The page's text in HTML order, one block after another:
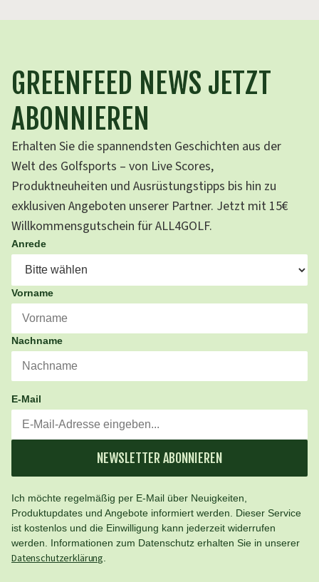
GREENFEED NEWS JETZT
ABONNIEREN
Erhalten Sie die spannendsten Geschichten aus der
Welt des Golfsports – von Live Scores,
Produktneuheiten und Ausrüstungstipps bis hin zu
exklusiven Angeboten unserer Partner. Jetzt mit 15€
Willkommensgutschein für ALL4GOLF.
Anrede
Vorname
Nachname
E-Mail
NEWSLETTER ABONNIEREN
Ich möchte regelmäßig per E-Mail über Neuigkeiten,
Produktupdates und Angebote informiert werden. Dieser Service
ist kostenlos und die Einwilligung kann jederzeit widerrufen
werden. Informationen zum Datenschutz erhalten Sie in unserer
Datenschutzerklärung